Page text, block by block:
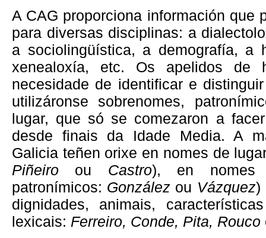
A CAG proporciona información que
para diversas disciplinas: a
a sociolingüística, a demografía, a
xenealoxía, etc. Os apelidos de
necesidade de identificar e
utilizáronse sobrenomes,
lugar, que só se comezaron a
desde finais da Idade Media. A
Galicia teñen orixe en nomes de
Piñeiro ou Castro), en nomes
patronímicos: González ou Vázquez)
dignidades, animais,
lexicais: Ferreiro, Conde, Pita, Rouco